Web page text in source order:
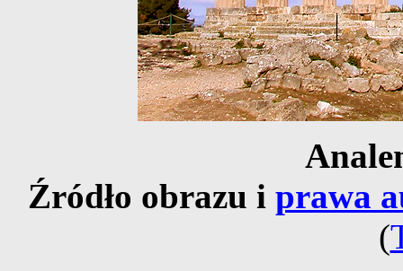
Źródło obrazu i prawa
(